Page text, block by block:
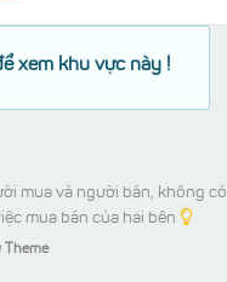
xem khu vực này !
mua và người bán, không có
mua bán của hai bên
Theme